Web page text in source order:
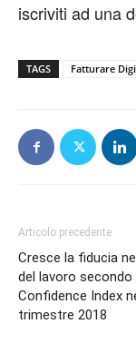
iscriviti ad una
TAGS Fatturare
Articolo precedente
Cresce la fiducia
del lavoro secondo
Confidence Index
trimestre 2018